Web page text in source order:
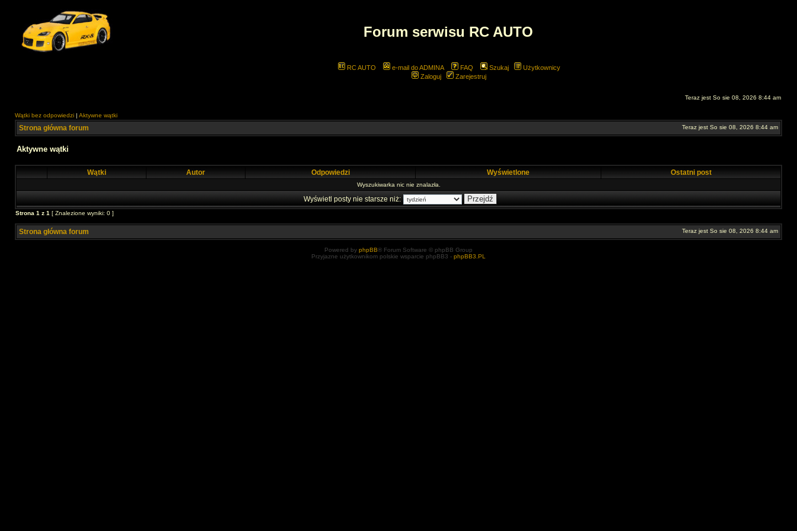
Forum serwisu RC AUTO
RC AUTO e-mail do ADMINA FAQ Szukaj
Użytkownicy
Zaloguj
Zarejestruj
Teraz jest So sie 08, 2026 8:44 am
Wątki bez odpowiedzi | Aktywne wątki
Strona główna forum Teraz jest So sie 08, 2026 8:44 am
Aktywne wątki
Wątki Autor Odpowiedzi Wyświetlone Ostatni post
Wyszukiwarka nic nie znalazła.
Wyświetl posty nie starsze niż:
Strona 1 z 1 [ Znalezione wyniki: 0 ]
Strona główna forum Teraz jest So sie 08, 2026 8:44 am
Powered by phpBB® Forum Software © phpBB Group
Przyjazne użytkownikom polskie wsparcie phpBB3 - phpBB3.PL